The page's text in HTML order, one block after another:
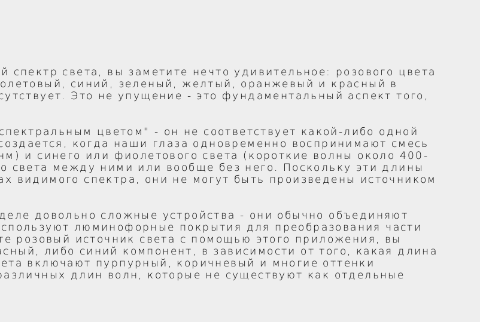
света, вы заметите нечто удивительное: розового цвета
синий, зеленый, желтый, оранжевый и красный в
Это не упущение - это фундаментальный аспект того,
цветом" - он не соответствует какой-либо одной
когда наши глаза одновременно воспринимают смесь
и синего или фиолетового света (короткие волны около 400-
света между ними или вообще без него. Поскольку эти длины
видимого спектра, они не могут быть произведены источником
довольно сложные устройства - они обычно объединяют
люминофорные покрытия для преобразования части
розовый источник света с помощью этого приложения, вы
либо синий компонент, в зависимости от того, какая длина
включают пурпурный, коричневый и многие оттенки
длин волн, которые не существуют как отдельные